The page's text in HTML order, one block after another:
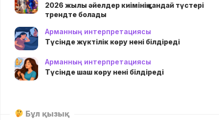
2026 жылы әйелдер киімінің қандай түстері
трендте болады
Арманның интерпретациясы
Түсінде жүктілік көру нені білдіреді
Арманның интерпретациясы
Түсінде шаш көру нені білдіреді
Бұл қызық